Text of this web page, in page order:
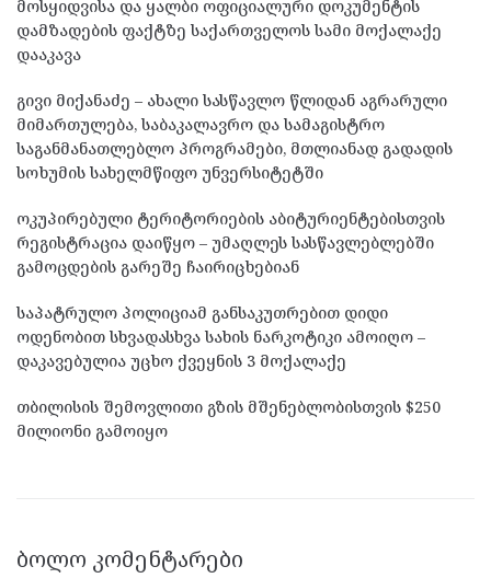
მოსყიდვისა და ყალბი ოფიციალური დოკუმენტის
დამზადების ფაქტზე საქართველოს სამი მოქალაქე
დააკავა
გივი მიქანაძე – ახალი სასწავლო წლიდან აგრარული
მიმართულება, საბაკალავრო და სამაგისტრო
საგანმანათლებლო პროგრამები, მთლიანად გადადის
სოხუმის სახელმწიფო უნვერსიტეტში
ოკუპირებული ტერიტორიების აბიტურიენტებისთვის
რეგისტრაცია დაიწყო – უმაღლეს სასწავლებლებში
გამოცდების გარეშე ჩაირიცხებიან
საპატრულო პოლიციამ განსაკუთრებით დიდი
ოდენობით სხვადასხვა სახის ნარკოტიკი ამოიღო –
დაკავებულია უცხო ქვეყნის 3 მოქალაქე
თბილისის შემოვლითი გზის მშენებლობისთვის $250
მილიონი გამოიყო
ᲑᲝᲚᲝ ᲙᲝᲛᲔᲜᲢᲐᲠᲔᲑᲘ